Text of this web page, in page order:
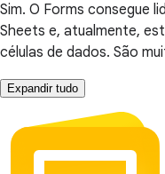
Sim. O Forms consegue
Sheets e, atualmente,
células de dados. São
Expandir tudo